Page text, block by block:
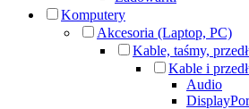
Komputery
Akcesoria (Laptop, PC)
Kable, taśmy,
Kable i
Audio